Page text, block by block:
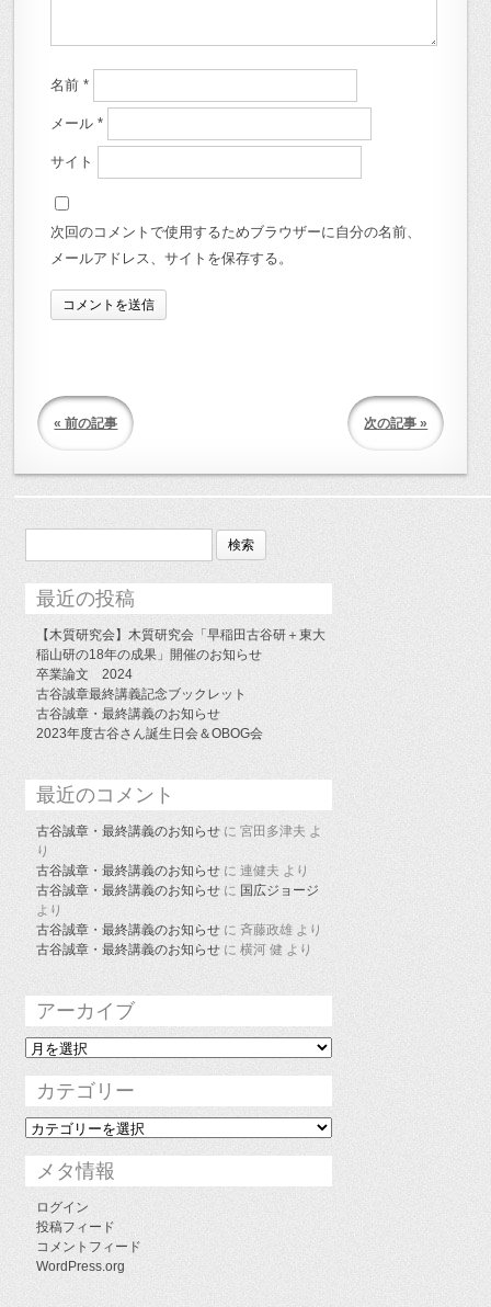
名前*
メール*
サイト
次回のコメントで使用するためブラウザーに自分の名前、
メールアドレス、サイトを保存する。
« 前の記事 次の記事 »
検
最近の投稿
【木質研究会】木質研究会「早稲田古谷研＋東大
稲山研の18年の成果」開催のお知らせ
卒業論文 2024
古谷誠章最終講義記念ブックレット
古谷誠章・最終講義のお知らせ
2023年度古谷さん誕生日会＆OBOG会
最近のコメント
古谷誠章・最終講義のお知らせ に宮田多津夫 よ
り
古谷誠章・最終講義のお知らせ に連健夫 より
古谷誠章・最終講義のお知らせ に 国広ジョージ
より
古谷誠章・最終講義のお知らせ に 斉藤政雄 より
古谷誠章・最終講義のお知らせ に横河 健 より
アーカイブ
ア
イ
ブ
カテゴリー
カ
リ
メタ情報
ログイン
投稿フィード
コメントフィード
WordPress.org